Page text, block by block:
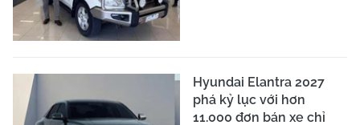
Hyundai Elantra 2027
phá kỷ lục với hơn
11.000 đơn bán xe chỉ